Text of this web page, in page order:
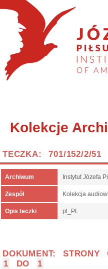
Kolekcje
TECZKA: 701/152/2/51
Archiwum Instytut Józefa
Zespół Kolekcja
Opis teczki pl_PL
DOKUMENT: STRONY
1
DO 1